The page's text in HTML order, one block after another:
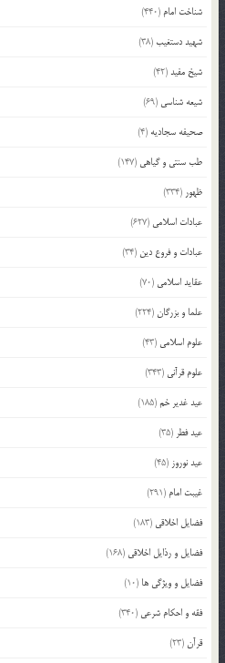
شناخت امام (440)
شهید دستغیب(38)
شیخ مفید(42)
شیعه شناسی (69)
صحیفه سجادیه (4)
طب سنتی و گیاهی (147)
ظهور (334)
عبادات اسلامی (627)
عبادات و فروع دین (34)
عقاید اسلامی (70)
علما و بزرگان(224)
علوم اسلامی (43)
علوم قرآنی (343)
عید غدیر خم(185)
عید فطر (35)
عید نوروز (45)
غیبت امام (291)
فضایل اخلاقی (183)
فضایل و رذایل اخلاقی (168)
فضایل و ویژگی ها (10)
فقه و احکام شرعی (340)
قرآن(23)